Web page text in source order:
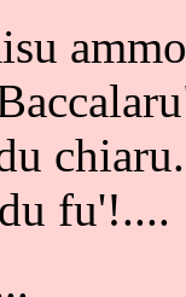
fu'!....